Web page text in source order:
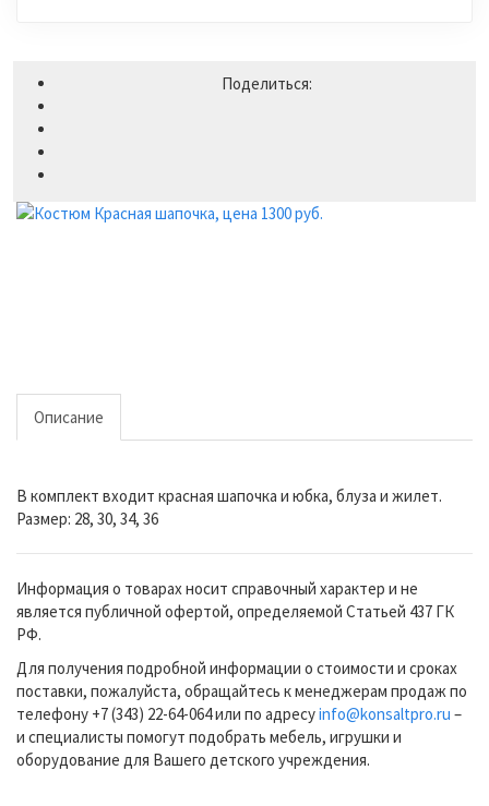
Поделиться:
Описание
В комплект входит красная шапочка и юбка, блуза и жилет.
Размер: 28, 30, 34, 36
Информация о товарах носит справочный характер и не
является публичной офертой, определяемой Статьей 437 ГК
РФ.
Для получения подробной информации о стоимости и сроках
поставки, пожалуйста, обращайтесь к менеджерам продаж по
телефону +7 (343) 22-64-064 или по адресуinfo@konsaltpro.ru –
и специалисты помогут подобрать мебель, игрушки и
оборудование для Вашего детского учреждения.